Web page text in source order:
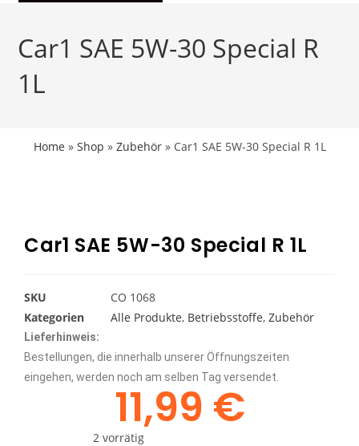
Car1 SAE 5W-30 Special R
1L
Home » Shop » Zubehör »Car1 SAE 5W-30 Special R 1L
Car1 SAE 5W-30 Special R 1L
SKU
CO 1068
Kategorien
Alle Produkte, Betriebsstoffe, Zubehör
Lieferhinweis:
Bestellungen, die innerhalb unserer Öffnungszeiten
eingehen, werden noch am selben Tag versendet.
11,99 €
2 vorrätig